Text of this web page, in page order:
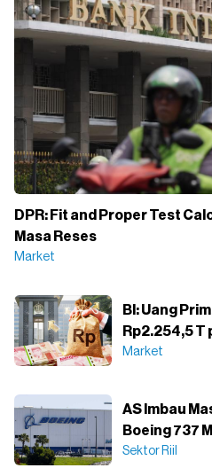
DPR: Fit and Proper Test
Masa Reses
Market
BI: Uang
Rp2.254,5 T
Market
AS Imbau
Boeing 737
Sektor Riil